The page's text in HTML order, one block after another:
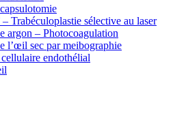
Trabéculoplastie sélective au laser
argon – Photocoagulation
l’œil sec par meibographie
endothélial